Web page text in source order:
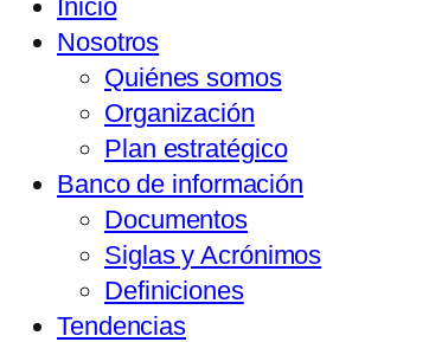
Inicio
Nosotros
Quiénes somos
Organización
Plan estratégico
Banco de información
Documentos
Siglas y Acrónimos
Definiciones
Tendencias